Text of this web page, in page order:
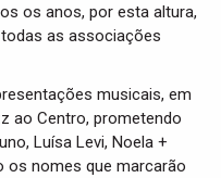
os anos, por esta altura,
as associações
musicais, em
ao Centro, prometendo
Luísa Levi, Noela +
os nomes que marcarão